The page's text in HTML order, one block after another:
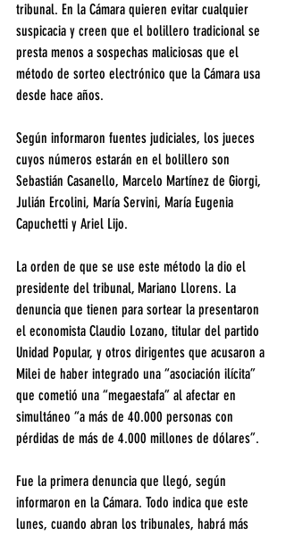
tribunal. En la Cámara quieren evitar cualquier
suspicacia y creen que el bolillero tradicional se
presta menos a sospechas maliciosas que el
método de sorteo electrónico que la Cámara usa
desde hace años.
Según informaron fuentes judiciales, los jueces
cuyos números estarán en el bolillero son
Sebastián Casanello, Marcelo Martínez de Giorgi,
Julián Ercolini, María Servini, María Eugenia
Capuchetti y Ariel Lijo.
La orden de que se use este método la dio el
presidente del tribunal, Mariano Llorens. La
denuncia que tienen para sortear la presentaron
el economista Claudio Lozano, titular del partido
Unidad Popular, y otros dirigentes que acusaron a
Milei de haber integrado una “asociación ilícita”
que cometió una “megaestafa” al afectar en
simultáneo “a más de 40.000 personas con
pérdidas de más de 4.000 millones de dólares”.
Fue la primera denuncia que llegó, según
informaron en la Cámara. Todo indica que este
lunes, cuando abran los tribunales, habrá más